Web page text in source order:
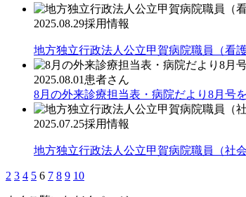
2025.08.29採用情報
地方独立行政法人公立甲賀病院職員（看
2025.08.01 患者さん
8月の外来診療担当表・病院だより8月号
2025.07.25採用情報
地方独立行政法人公立甲賀病院職員（社
2 3 4 5 6 7 8 9 10